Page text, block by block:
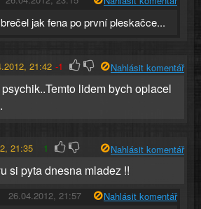
jak fena po první pleskačce...
21:42 -1 Nahlásit komentář
lidem bych oplacel
21:35 1 Nahlásit komentář
si pyta dnesna mladez !!
26.04.2012, 21:57 Nahlásit komentář